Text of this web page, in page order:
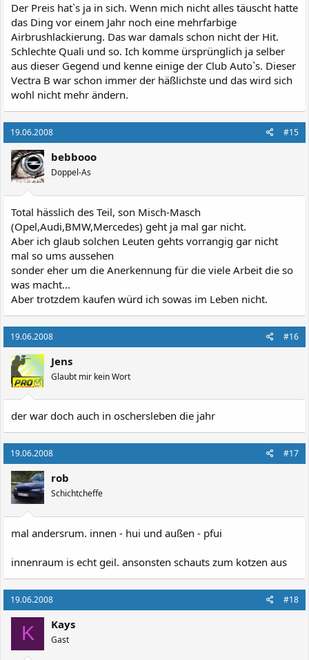
Der Preis hat`s ja in sich. Wenn mich nicht alles täuscht hatte
das Ding vor einem Jahr noch eine mehrfarbige
Airbrushlackierung. Das war damals schon nicht der Hit.
Schlechte Quali und so. Ich komme ürsprünglich ja selber
aus dieser Gegend und kenne einige der Club Auto`s. Dieser
Vectra B war schon immer der häßlichste und das wird sich
wohl nicht mehr ändern.
19.06.2008 #15
bebbooo
Doppel-As
Total hässlich des Teil, son Misch-Masch
(Opel,Audi,BMW,Mercedes) geht ja mal gar nicht.
Aber ich glaub solchen Leuten gehts vorrangig gar nicht
mal so ums aussehen
sonder eher um die Anerkennung für die viele Arbeit die so
was macht...
Aber trotzdem kaufen würd ich sowas im Leben nicht.
19.06.2008 #16
Jens
Glaubt mir kein Wort
der war doch auch in oschersleben die jahr
19.06.2008 #17
rob
Schichtcheffe
mal andersrum. innen - hui und außen - pfui
innenraum is echt geil. ansonsten schauts zum kotzen aus
19.06.2008 #18
K Kays
Gast